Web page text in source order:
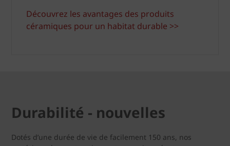
Découvrez les avantages des produits
céramiques pour un habitat durable >>
Durabilité - nouvelles
Dotés d’une durée de vie de facilement 150 ans, nos